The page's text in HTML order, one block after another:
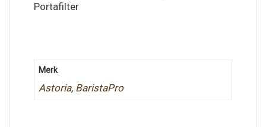
Portafilter
Merk
Astoria, BaristaPro